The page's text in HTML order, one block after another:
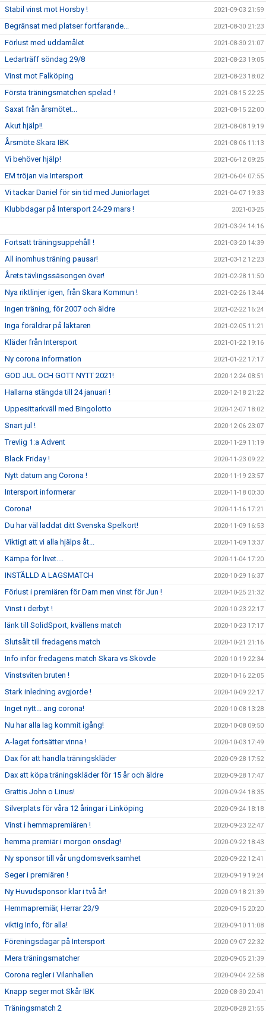
Stabil vinst mot Horsby ! 2021-09-03 21:59
Begränsat med platser fortfarande... 2021-08-30 21:23
Förlust med uddamålet 2021-08-30 21:07
Ledarträff söndag 29/8 2021-08-23 19:05
Vinst mot Falköping 2021-08-23 18:02
Första träningsmatchen spelad ! 2021-08-15 22:25
Saxat från årsmötet... 2021-08-15 22:00
Akut hjälp!! 2021-08-08 19:19
Årsmöte Skara IBK 2021-08-06 11:13
Vi behöver hjälp! 2021-06-12 09:25
EM tröjan via Intersport 2021-06-04 07:55
Vi tackar Daniel för sin tid med Juniorlaget 2021-04-07 19:33
Klubbdagar på Intersport 24-29 mars ! 2021-03-25
2021-03-24 14:16
Fortsatt träningsuppehåll ! 2021-03-20 14:39
All inomhus träning pausar! 2021-03-12 12:23
Årets tävlingssäsongen över! 2021-02-28 11:50
Nya riktlinjer igen, från Skara Kommun ! 2021-02-26 13:44
Ingen träning, för 2007 och äldre 2021-02-22 16:24
Inga föräldrar på läktaren 2021-02-05 11:21
Kläder från Intersport 2021-01-22 19:16
Ny corona information 2021-01-22 17:17
GOD JUL OCH GOTT NYTT 2021! 2020-12-24 08:51
Hallarna stängda till 24 januari ! 2020-12-18 21:22
Uppesittarkväll med Bingolotto 2020-12-07 18:02
Snart jul ! 2020-12-06 23:07
Trevlig 1:a Advent 2020-11-29 11:19
Black Friday ! 2020-11-23 09:22
Nytt datum ang Corona ! 2020-11-19 23:57
Intersport informerar 2020-11-18 00:30
Corona! 2020-11-16 17:21
Du har väl laddat ditt Svenska Spelkort! 2020-11-09 16:53
Viktigt att vi alla hjälps åt... 2020-11-09 13:37
Kämpa för livet.... 2020-11-04 17:20
INSTÄLLD A LAGSMATCH 2020-10-29 16:37
Förlust i premiären för Dam men vinst för Jun ! 2020-10-25 21:32
Vinst i derbyt ! 2020-10-23 22:17
länk till SolidSport, kvällens match 2020-10-23 17:17
Slutsålt till fredagens match 2020-10-21 21:16
Info inför fredagens match Skara vs Skövde 2020-10-19 22:34
Vinstsviten bruten ! 2020-10-16 22:05
Stark inledning avgjorde ! 2020-10-09 22:17
Inget nytt... ang corona! 2020-10-08 13:28
Nu har alla lag kommit igång! 2020-10-08 09:50
A-laget fortsätter vinna ! 2020-10-03 17:49
Dax för att handla träningskläder 2020-09-28 17:52
Dax att köpa träningskläder för 15 år och äldre 2020-09-28 17:47
Grattis John o Linus! 2020-09-24 18:35
Silverplats för våra 12 åringar i Linköping 2020-09-24 18:18
Vinst i hemmapremiären ! 2020-09-23 22:47
hemma premiär i morgon onsdag! 2020-09-22 18:43
Ny sponsor till vår ungdomsverksamhet 2020-09-22 12:41
Seger i premiären ! 2020-09-19 19:24
Ny Huvudsponsor klar i två år! 2020-09-18 21:39
Hemmapremiär, Herrar 23/9 2020-09-15 20:20
viktig Info, för alla! 2020-09-10 11:08
Föreningsdagar på Intersport 2020-09-07 22:32
Mera träningsmatcher 2020-09-05 21:39
Corona regler i Vilanhallen 2020-09-04 22:58
Knapp seger mot Skår IBK 2020-08-30 20:41
Träningsmatch 2 2020-08-28 21:55